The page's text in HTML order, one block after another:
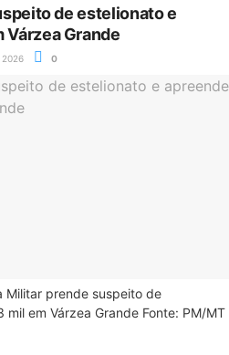
de estelionato e
Várzea Grande
2026 0
Militar prende suspeito de
mil em Várzea Grande Fonte: PM/MT